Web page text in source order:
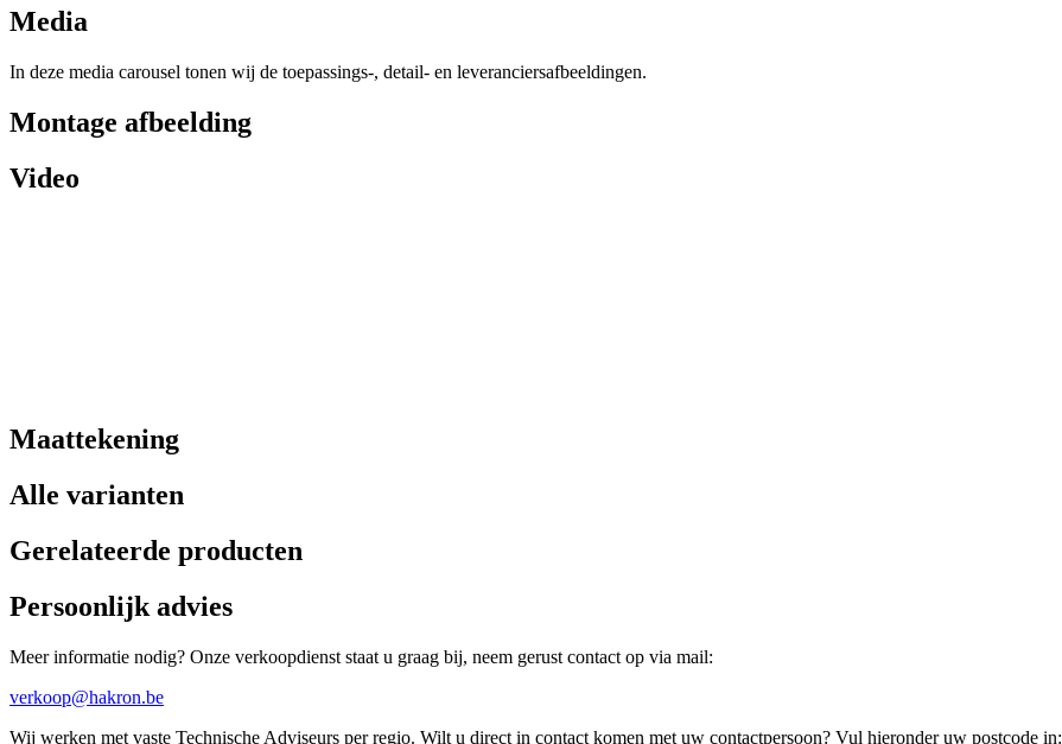
Media
In deze media carousel tonen wij de toepassings-, detail- en leveranciersafbeeldingen.
Montage afbeelding
Video
Maattekening
Alle varianten
Gerelateerde producten
Persoonlijk advies
Meer informatie nodig? Onze verkoopdienst staat u graag bij, neem gerust contact op via mail:
verkoop@hakron.be
Wij werken met vaste Technische Adviseurs per regio. Wilt u direct in contact komen met uw contactpersoon? Vul hieronder uw postcode in: